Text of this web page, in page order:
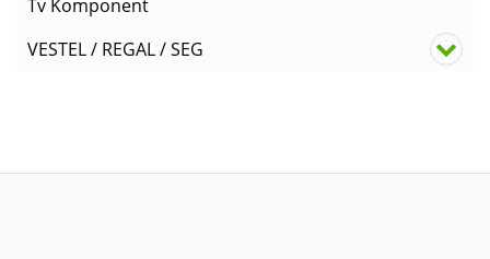
Tv Komponent
VESTEL / REGAL / SEG